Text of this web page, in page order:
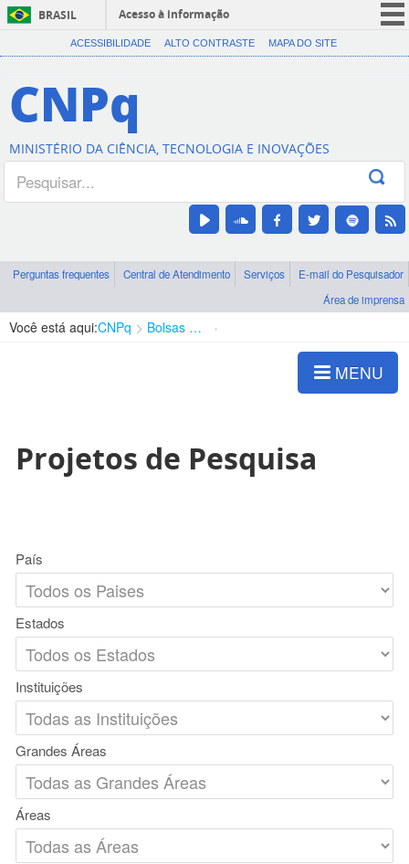
BRASIL
Acesso à informação
CORONAVÍRUS (COVID-19)
Canais
ACESSIBILIDADE ALTO CONTRASTE MAPA DO SITE
CNPq
MINISTÉRIO DA CIÊNCIA, TECNOLOGIA E INOVAÇÕES
Perguntas frequentes Central de Atendimento Serviços
E-mail do Pesquisador
Área de imprensa
Você está aqui:CNPq Bolsas e Auxílios Vigentes
MENU
Projetos de Pesquisa
País
Estados
Instituições
Grandes Áreas
Áreas